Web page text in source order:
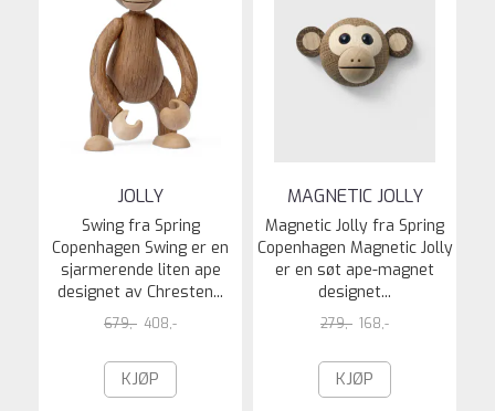
JOLLY
Swing fra Spring
Copenhagen Swing er en
sjarmerende liten ape
designet av Chresten...
679,- 408,-
KJØP
MAGNETIC JOLLY
Magnetic Jolly fra Spring
Copenhagen Magnetic Jolly
er en søt ape-magnet
designet...
279,- 168,-
KJØP